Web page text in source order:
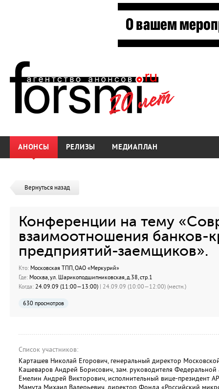
АНОНСЫ РЕЛИЗЫ МЕДИАПЛАН
Вернуться назад
Конференции на тему
взаимоотношения банков-
предприятий-заемщиков».
Кто: Московская ТПП, ОАО «Меркурий»
Где: Москва, ул. Шарикоподшипниковская, д.38, стр.1
Когда: 24.09.09 (11:00—13:00) | 24.09.09 (10:00—12:00) (местн.)
630 просмотров
Список участников:
Карташев Николай Егорович, генеральный директор
Кашеваров Андрей Борисович, зам. руководителя
Емелин Андрей Викторович, исполнительный вице-президент
Мамута Михаил Валерьевич, директор Фонда «Российский